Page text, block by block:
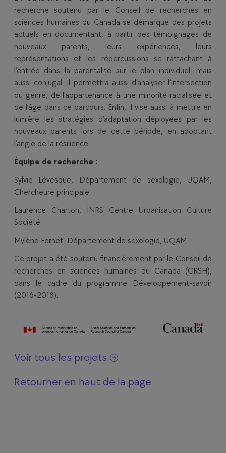
recherche soutenu par le Conseil de recherches en
sciences humaines du Canada se démarque des projets
actuels en documentant, à partir des témoignages de
nouveaux parents, leurs expériences, leurs
représentations et les répercussions se rattachant à
l’entrée dans la parentalité sur le plan individuel, mais
aussi conjugal. Il permettra aussi d’analyser l’intersection
du genre, de l’appartenance à une minorité racialisée et
de l’âge dans ce parcours. Enfin, il vise aussi à mettre en
lumière les stratégies d’adaptation déployées par les
nouveaux parents lors de cette période, en adoptant
l’angle de la résilience.
Équipe de recherche :
Sylvie Lévesque, Département de sexologie, UQAM,
Chercheure principale
Laurence Charton, INRS Centre Urbanisation Culture
Société
Mylène Fernet, Département de sexologie, UQAM
Ce projet a été soutenu financièrement par le Conseil de
recherches en sciences humaines du Canada (CRSH),
dans le cadre du programme Développement-savoir
(2016-2018).
Voir tous les projets
Retourner en haut de la page